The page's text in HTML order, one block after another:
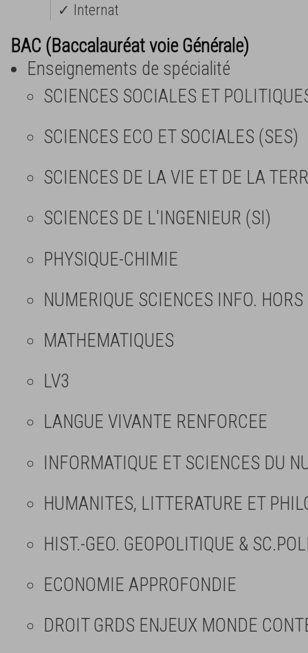
✓ Internat
BAC (Baccalauréat voie Générale)
Enseignements de spécialité
SCIENCES SOCIALES ET
SCIENCES ECO ET SOCIALES (SES)
SCIENCES DE LA VIE ET DE LA
SCIENCES DE L'INGENIEUR (SI)
PHYSIQUE-CHIMIE
NUMERIQUE SCIENCES INFO.
MATHEMATIQUES
LV3
LANGUE VIVANTE RENFORCEE
INFORMATIQUE ET SCIENCES DU
HUMANITES, LITTERATURE ET
HIST.-GEO. GEOPOLITIQUE &
ECONOMIE APPROFONDIE
DROIT GRDS ENJEUX MONDE